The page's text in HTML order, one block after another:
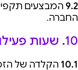
9.2 המבצעים
החברה.
10. שעות פעילות
10.1 הקלדה של